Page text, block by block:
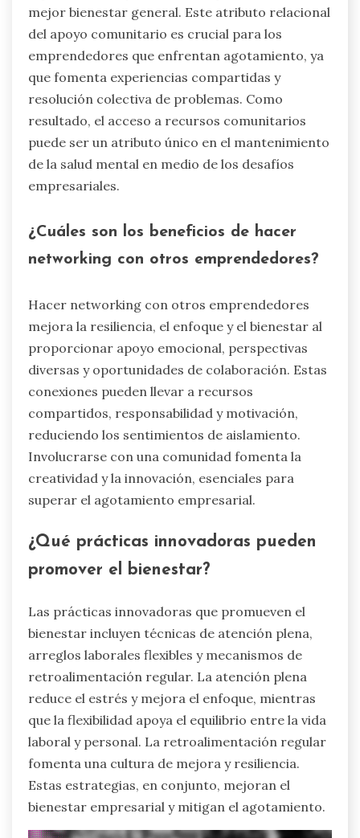
mejor bienestar general. Este atributo relacional
del apoyo comunitario es crucial para los
emprendedores que enfrentan agotamiento, ya
que fomenta experiencias compartidas y
resolución colectiva de problemas. Como
resultado, el acceso a recursos comunitarios
puede ser un atributo único en el mantenimiento
de la salud mental en medio de los desafíos
empresariales.
¿Cuáles son los beneficios de hacer
networking con otros emprendedores?
Hacer networking con otros emprendedores
mejora la resiliencia, el enfoque y el bienestar al
proporcionar apoyo emocional, perspectivas
diversas y oportunidades de colaboración. Estas
conexiones pueden llevar a recursos
compartidos, responsabilidad y motivación,
reduciendo los sentimientos de aislamiento.
Involucrarse con una comunidad fomenta la
creatividad y la innovación, esenciales para
superar el agotamiento empresarial.
¿Qué prácticas innovadoras pueden
promover el bienestar?
Las prácticas innovadoras que promueven el
bienestar incluyen técnicas de atención plena,
arreglos laborales flexibles y mecanismos de
retroalimentación regular. La atención plena
reduce el estrés y mejora el enfoque, mientras
que la flexibilidad apoya el equilibrio entre la vida
laboral y personal. La retroalimentación regular
fomenta una cultura de mejora y resiliencia.
Estas estrategias, en conjunto, mejoran el
bienestar empresarial y mitigan el agotamiento.